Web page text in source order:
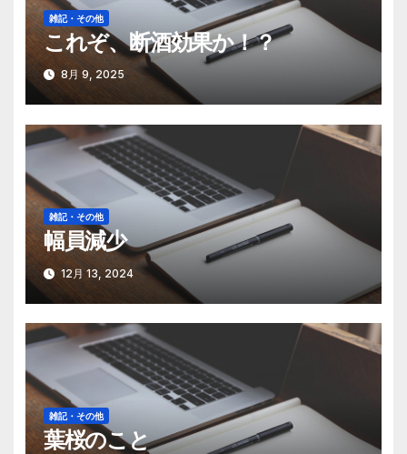
シ
ョ
ン
雑記・その他
これぞ、断酒効果か！？
8月 9, 2025
雑記・その他
幅員減少
12月 13, 2024
雑記・その他
葉桜のこと